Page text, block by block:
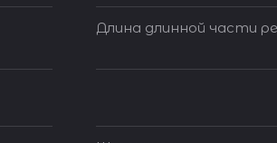
Длина длинной части